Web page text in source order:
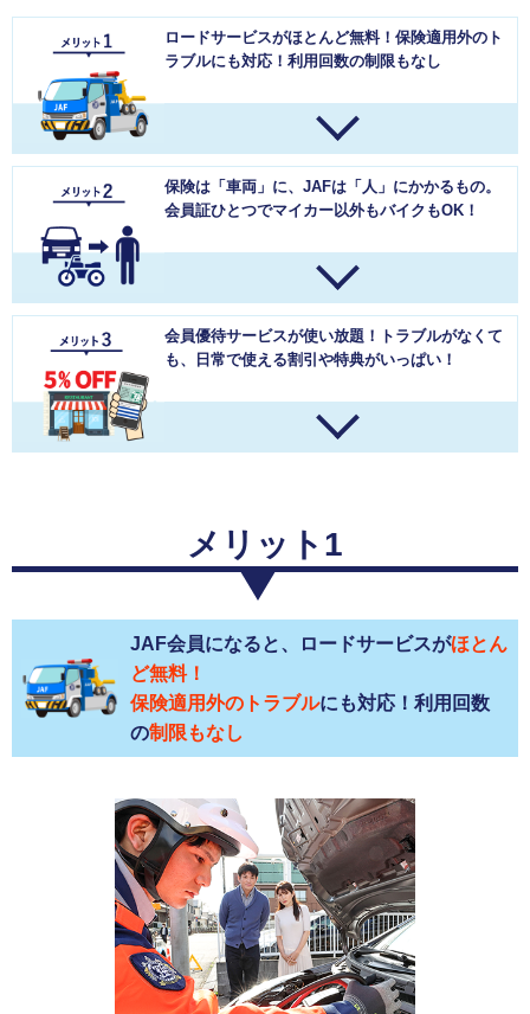
ロードサービスがほとんど無料！保険適用外のト
ラブルにも対応！利用回数の制限もなし
保険は「車両」に、JAFは「人」にかかるもの。
会員証ひとつでマイカー以外もバイクもOK！
会員優待サービスが使い放題！
トラブルがなくて
も、日常で使える割引や特典がいっぱい！
メリット1
JAF会員になると、ロードサービスがほとん
ど無料！
保険適用外のトラブルにも対応！利用回数
の制限もなし